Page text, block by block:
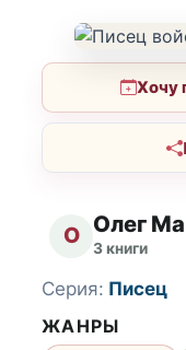
Хочу
О Олег
3 книги
Серия: Писец
ЖАНРЫ